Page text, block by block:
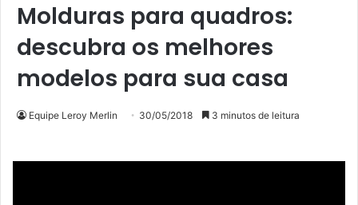
Molduras para quadros:
descubra os melhores
modelos para sua casa
Equipe Leroy Merlin 30/05/2018 3 minutos de leitura